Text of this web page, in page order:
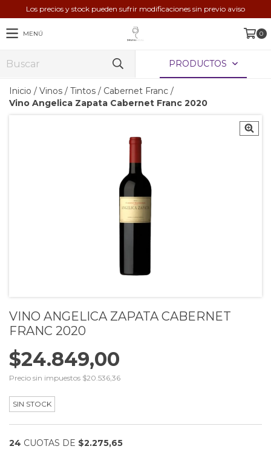
Los precios y stock pueden sufrir modificaciones sin previo aviso
MENÚ 0
PRODUCTOS
Inicio / Vinos / Tintos / Cabernet Franc /
Vino Angelica Zapata Cabernet Franc 2020
VINO ANGELICA ZAPATA CABERNET
FRANC 2020
$24.849,00
Precio sin impuestos $20.536,36
SIN STOCK
24 CUOTAS DE $2.275,65